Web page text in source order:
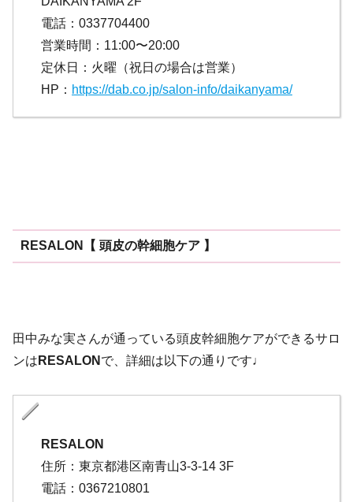
電話：0337704400
営業時間：11:00〜20:00
定休日：火曜（祝日の場合は営業）
HP： https://dab.co.jp/salon-info/daikanyama/
RESALON【 頭皮の幹細胞ケア 】
田中みな実さんが通っている頭皮幹細胞ケアができるサロ
ンは RESALON で、詳細は以下の通りです♩
RESALON
住所：東京都港区南青山3-3-14 3F
電話：0367210801